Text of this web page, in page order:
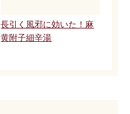
長引く風邪に効いた！麻
黄附子細辛湯